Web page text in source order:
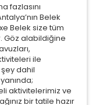
fazlasını
Belek
Belek size tüm
Göz alabildiğine
ile
şey dahil
aktivitelerimiz ve
bir tatile hazır